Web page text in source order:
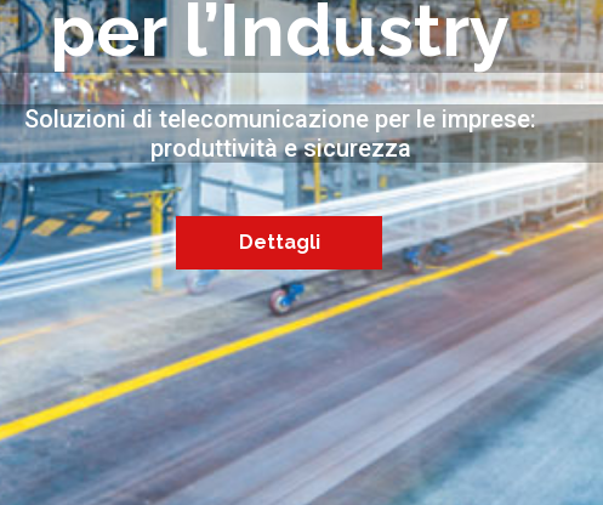
Soluzioni di telecomunicazione per le imprese:
produttività e sicurezza
per l’Industry
Dettagli